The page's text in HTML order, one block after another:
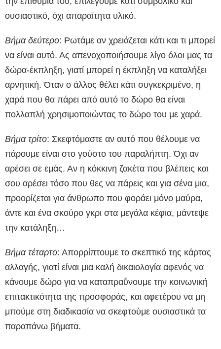
ουσιαστικό, όχι απαραίτητα υλικό.
Βήμα δεύτερο: Ρωτάμε αν χρειάζεται κάτι και τι μπορεί
να είναι αυτό. Ας απενοχοποιήσουμε λίγο όλοι μας τα
δώρα-έκπληξη, γιατί μπορεί η έκπληξη να καταλήξει
αρνητική. Όταν ο άλλος θέλει κάτι συγκεκριμένο, η
χαρά που θα πάρει από αυτό το δώρο θα είναι
πολλαπλή χρησιμοποιώντας το δώρο του με χαρά.
Βήμα τρίτο: Σκεφτόμαστε αν αυτό που θέλουμε να
πάρουμε είναι στο γούστο του παραλήπτη. Όχι αν
αρέσει σε εμάς. Αν η κόκκινη ζακέτα που βλέπεις και
σου αρέσει τόσο που θες να πάρεις και για σένα μια,
προορίζεται για άνθρωπο που φοράει μόνο μαύρα,
άντε και ένα σκούρο γκρι στα μεγάλα κέφια, μάντεψε
την κατάληξη…
Βήμα τέταρτο: Απορρίπτουμε το σκεπτικό της κάρτας
αλλαγής, γιατί είναι μια καλή δικαιολογία αφενός να
κάνουμε δώρο για να καταπραΰνουμε την κοινωνική
επιτακτικότητα της προσφοράς, και αφετέρου να μη
μπούμε στη διαδικασία να σκεφτούμε ουσιαστικά τα
παραπάνω βήματα.